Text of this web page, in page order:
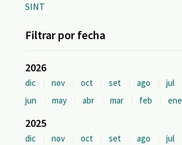
SINT
Filtrar por fecha
2026
dic nov oct set ago
jul
jun
may abr mar feb ene
2025
dic nov oct set ago
jul